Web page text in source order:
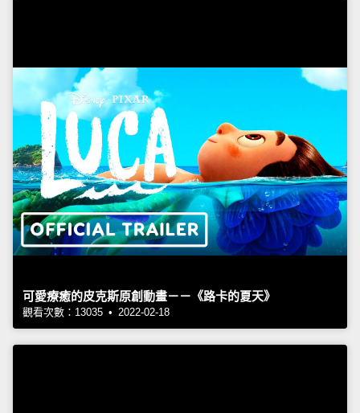
可愛療癒的皮克斯原創動畫－－《路卡的夏天》
觀看次數：13035 • 2022-02-18